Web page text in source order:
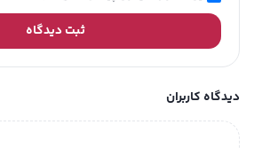
توضیحات
تکمیلی
طرح روی لباس چاپی
ثبت دیدگاه
دیدگاه کاربران